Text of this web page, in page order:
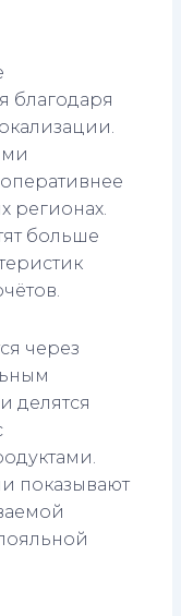
благодаря
регионах.
больше
через
делятся
показывают